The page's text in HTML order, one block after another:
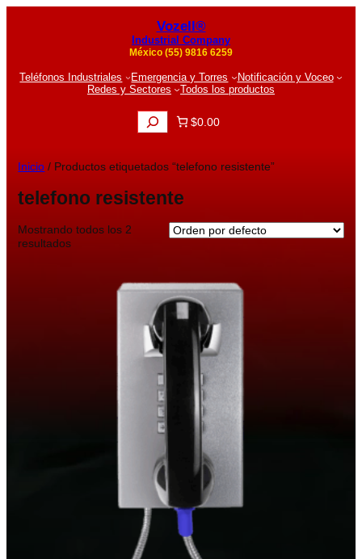
Vozell®
Industrial Company
México (55) 9816 6259
Teléfonos Industriales Emergencia y Torres
Notificación y Voceo
Redes y Sectores
Todos los productos
B
u
a
$0.00
Inicio / Productos etiquetados “telefono resistente”
telefono resistente
Mostrando todos los 2
resultados